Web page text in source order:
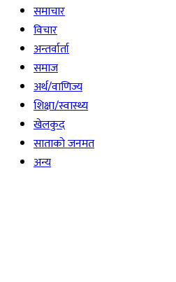
समाचार
विचार
अन्तर्वार्ता
समाज
अर्थ/वाणिज्य
शिक्षा/स्वास्थ्य
खेलकुद
साताकाे जनमत
अन्य